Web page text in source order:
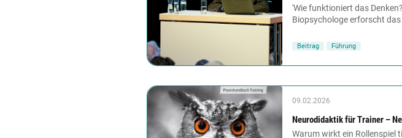
'Wie funktioniert das
Biopsychologe erforscht
Beitrag Führung
09.02.2026
Neurodidaktik für Trainer –
Warum wirkt ein Rollenspiel